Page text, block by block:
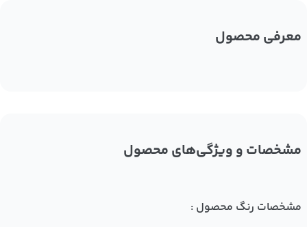
معرفی محصول
مشخصات و ویژگی‌های محصول
مشخصات رنگ محصول :